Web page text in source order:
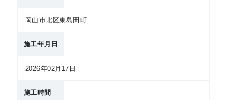
岡山市北区東島田町
施工年月日
2026年02月17日
施工時間